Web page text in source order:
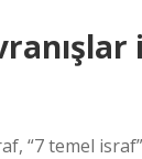
“7 temel